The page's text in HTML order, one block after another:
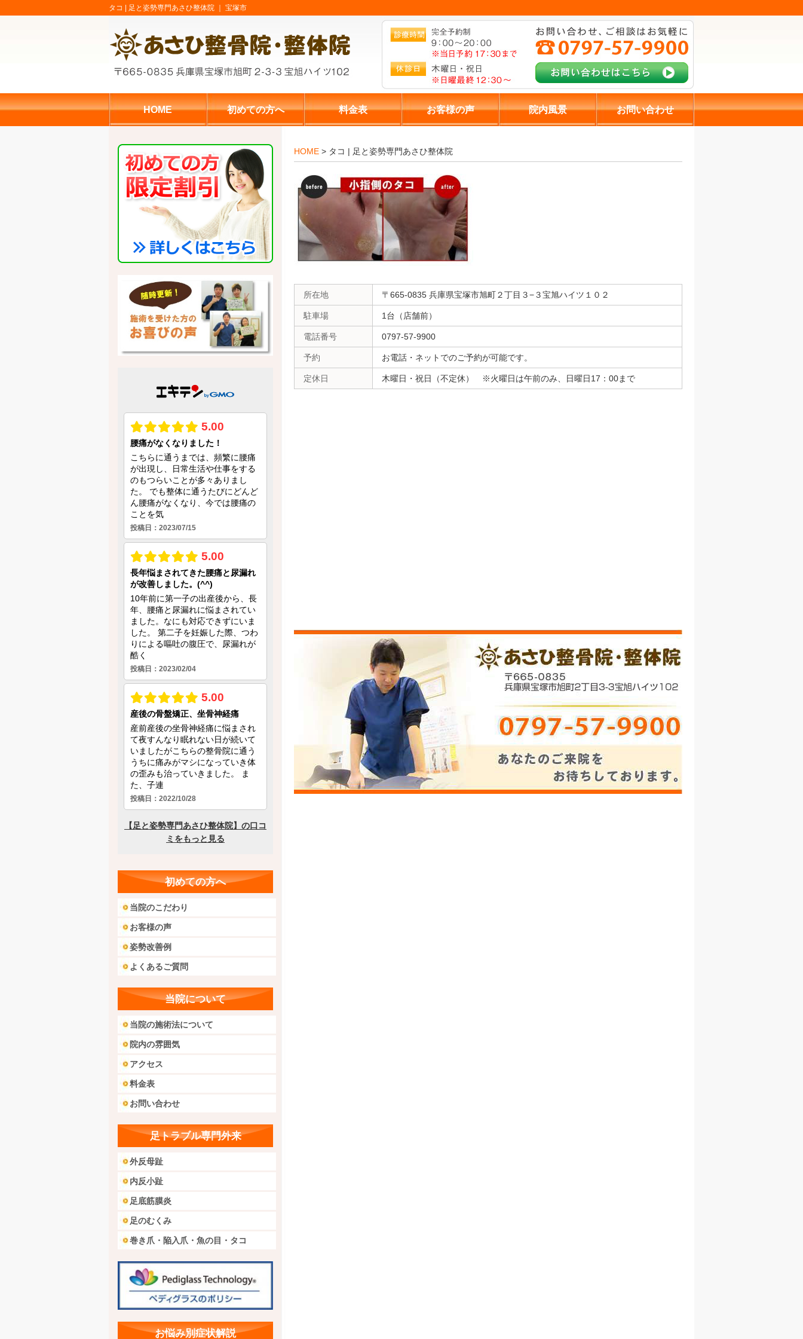
タコ | 足と姿勢専門あさひ整体院 ｜ 宝塚市
HOME 初めての方へ 料金表 お客様の声 院内風景 お問い合わせ
HOME > タコ | 足と姿勢専門あさひ整体院
所在地 〒665-0835 兵庫県宝塚市旭町２丁目３−３宝旭ハイツ１０２
駐車場 1台（店舗前）
電話番号 0797-57-9900
予約 お電話・ネットでのご予約が可能です。
定休日 木曜日・祝日（不定休） ※火曜日は午前のみ、日曜日17：00まで
初めての方へ
当院のこだわり
お客様の声
姿勢改善例
よくあるご質問
当院について
当院の施術法について
院内の雰囲気
アクセス
料金表
お問い合わせ
足トラブル専門外来
外反母趾
内反小趾
足底筋膜炎
足のむくみ
巻き爪・陥入爪・魚の目・タコ
お悩み別症状解説